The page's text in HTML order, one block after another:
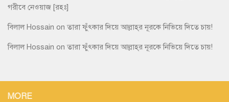
গরীবে নেওয়াজ [রহঃ]
বিলাল Hossain onতারা ফুঁৎকার দিয়ে আল্লাহ্‌র নূরকে নিভিয়ে দিতে চায়!
বিলাল Hossain onতারা ফুঁৎকার দিয়ে আল্লাহ্‌র নূরকে নিভিয়ে দিতে চায়!
MORE